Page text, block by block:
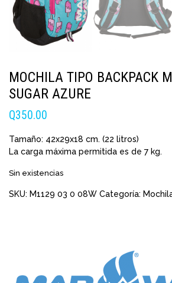
MOCHILA TIPO BACKPACK
SUGAR AZURE
Q350.00
Tamaño: 42х29х18 cm. (22 litros)
La carga máxima permitida es de 7 kg.
Sin existencias
SKU: M1129 03 0 08W Categoría: